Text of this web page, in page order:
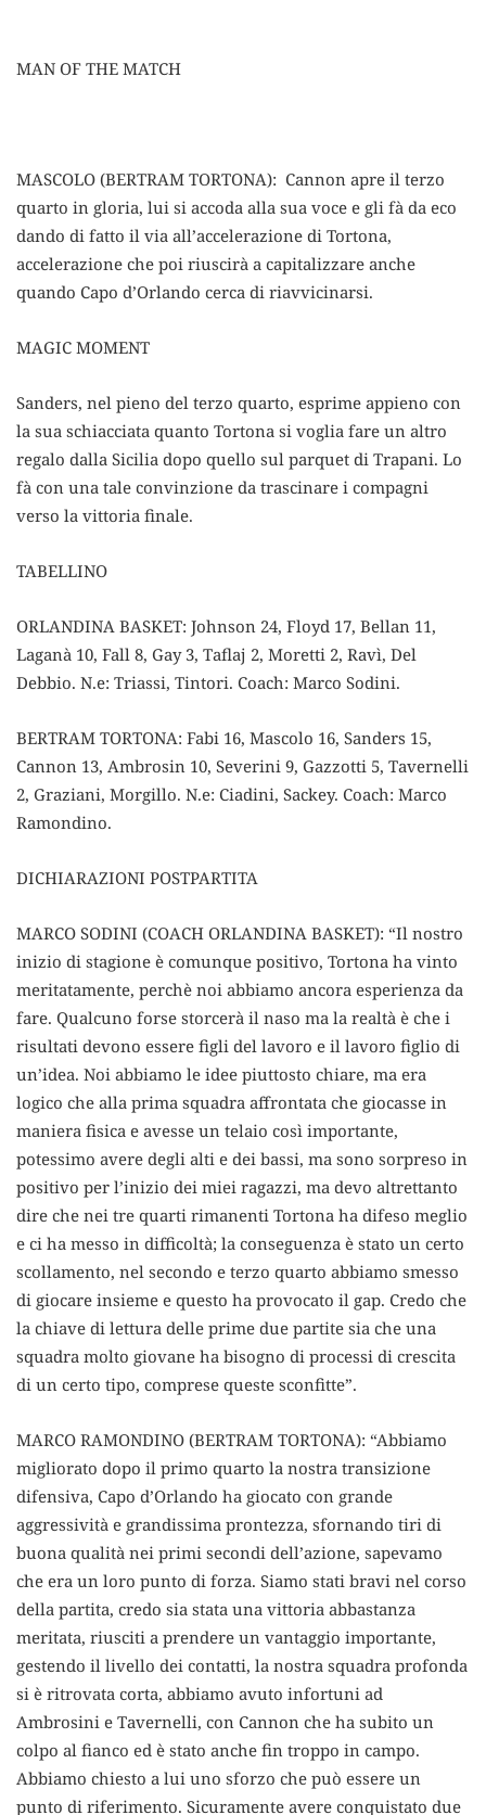
MAN OF THE MATCH
MASCOLO (BERTRAM TORTONA): Cannon apre il terzo
quarto in gloria, lui si accoda alla sua voce e gli fà da eco
dando di fatto il via all’accelerazione di Tortona,
accelerazione che poi riuscirà a capitalizzare anche
quando Capo d’Orlando cerca di riavvicinarsi.
MAGIC MOMENT
Sanders, nel pieno del terzo quarto, esprime appieno con
la sua schiacciata quanto Tortona si voglia fare un altro
regalo dalla Sicilia dopo quello sul parquet di Trapani. Lo
fà con una tale convinzione da trascinare i compagni
verso la vittoria finale.
TABELLINO
ORLANDINA BASKET: Johnson 24, Floyd 17, Bellan 11,
Laganà 10, Fall 8, Gay 3, Taflaj 2, Moretti 2, Ravì, Del
Debbio. N.e: Triassi, Tintori. Coach: Marco Sodini.
BERTRAM TORTONA: Fabi 16, Mascolo 16, Sanders 15,
Cannon 13, Ambrosin 10, Severini 9, Gazzotti 5, Tavernelli
2, Graziani, Morgillo. N.e: Ciadini, Sackey. Coach: Marco
Ramondino.
DICHIARAZIONI POSTPARTITA
MARCO SODINI (COACH ORLANDINA BASKET): “Il nostro
inizio di stagione è comunque positivo, Tortona ha vinto
meritatamente, perchè noi abbiamo ancora esperienza da
fare. Qualcuno forse storcerà il naso ma la realtà è che i
risultati devono essere figli del lavoro e il lavoro figlio di
un’idea. Noi abbiamo le idee piuttosto chiare, ma era
logico che alla prima squadra affrontata che giocasse in
maniera fisica e avesse un telaio così importante,
potessimo avere degli alti e dei bassi, ma sono sorpreso in
positivo per l’inizio dei miei ragazzi, ma devo altrettanto
dire che nei tre quarti rimanenti Tortona ha difeso meglio
e ci ha messo in difficoltà; la conseguenza è stato un certo
scollamento, nel secondo e terzo quarto abbiamo smesso
di giocare insieme e questo ha provocato il gap. Credo che
la chiave di lettura delle prime due partite sia che una
squadra molto giovane ha bisogno di processi di crescita
di un certo tipo, comprese queste sconfitte”.
MARCO RAMONDINO (BERTRAM TORTONA): “Abbiamo
migliorato dopo il primo quarto la nostra transizione
difensiva, Capo d’Orlando ha giocato con grande
aggressività e grandissima prontezza, sfornando tiri di
buona qualità nei primi secondi dell’azione, sapevamo
che era un loro punto di forza. Siamo stati bravi nel corso
della partita, credo sia stata una vittoria abbastanza
meritata, riusciti a prendere un vantaggio importante,
gestendo il livello dei contatti, la nostra squadra profonda
si è ritrovata corta, abbiamo avuto infortuni ad
Ambrosini e Tavernelli, con Cannon che ha subito un
colpo al fianco ed è stato anche fin troppo in campo.
Abbiamo chiesto a lui uno sforzo che può essere un
punto di riferimento. Sicuramente avere conquistato due